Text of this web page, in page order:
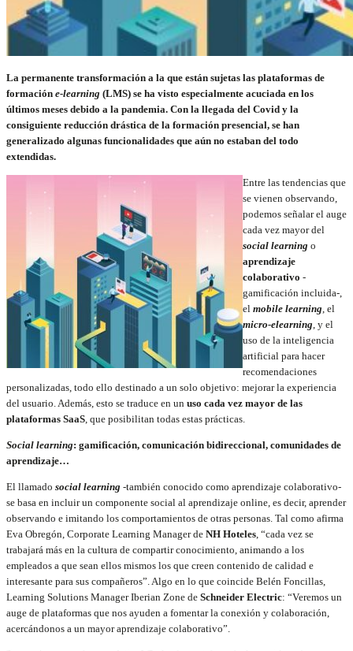
La permanente transformación a la que están sujetas las plataformas de
formación e-learning (LMS) se ha visto especialmente acuciada en los
últimos meses debido a la pandemia. Con la llegada del Covid y la
consiguiente reducción drástica de la formación presencial, se han
generalizado algunas funcionalidades que aún no estaban del todo
extendidas.
Entre las tendencias que
se vienen observando,
podemos señalar el auge
cada vez mayor del
social learning o
aprendizaje
colaborativo -
gamificación incluida-,
el mobile learning, el
micro-elearning, y el
uso de la inteligencia
artificial para hacer
recomendaciones
personalizadas, todo ello destinado a un solo objetivo: mejorar la experiencia
del usuario. Además, esto se traduce en un uso cada vez mayor de las
plataformas SaaS, que posibilitan todas estas prácticas.
Social learning: gamificación, comunicación bidireccional, comunidades de
aprendizaje…
El llamado social learning -también conocido como aprendizaje colaborativo-
se basa en incluir un componente social al aprendizaje online, es decir, aprender
observando e imitando los comportamientos de otras personas. Tal como afirma
Eva Obregón, Corporate Learning Manager de NH Hoteles, “cada vez se
trabajará más en la cultura de compartir conocimiento, animando a los
empleados a que sean ellos mismos los que creen contenido de calidad e
interesante para sus compañeros”. Algo en lo que coincide Belén Foncillas,
Learning Solutions Manager Iberian Zone de Schneider Electric: “Veremos un
auge de plataformas que nos ayuden a fomentar la conexión y colaboración,
acercándonos a un mayor aprendizaje colaborativo”.